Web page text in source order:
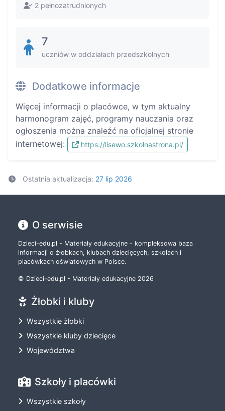
2 pełnozatrudnionych
7
uczniów w oddziałach przedszkolnych
Dodatkowe informacje
Więcej informacji o placówce, w tym aktualny
harmonogram zajęć, programy nauczania oraz
ogłoszenia można znaleźć na oficjalnej stronie
internetowej:
https://lisewo.szkolnastrona.pl/
Ostatnia aktualizacja: 27 lip 2026
O serwisie
Dzieci-edu.pl - Materiały edukacyjne - kompleksowa baza
informacji o żłobkach, klubach dziecięcych, szkołach i
placówkach oświatowych w Polsce.
© Dzieci-edu.pl - Materiały edukacyjne 2026
Żłobki i kluby
Wszystkie żłobki
Wszystkie kluby dziecięce
Województwa
Szkoły i placówki
Wszystkie szkoły